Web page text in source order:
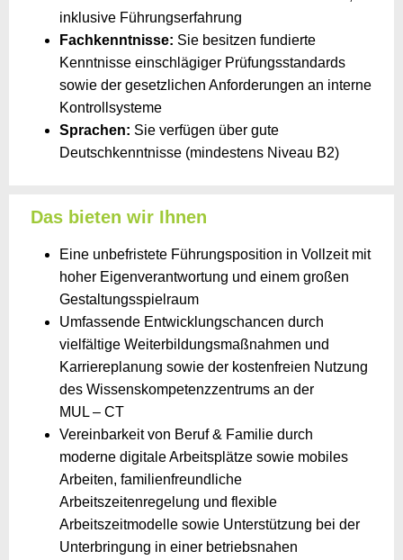
inklusive Führungserfahrung
Fachkenntnisse: Sie besitzen fundierte
Kenntnisse einschlägiger Prüfungsstandards
sowie der gesetzlichen Anforderungen an interne
Kontrollsysteme
Sprachen: Sie verfügen über gute
Deutschkenntnisse (mindestens Niveau B2)
Das bieten wir Ihnen
Eine unbefristete Führungsposition in Vollzeit mit
hoher Eigenverantwortung und einem großen
Gestaltungsspielraum
Umfassende Entwicklungschancen durch
vielfältige Weiterbildungsmaßnahmen und
Karriereplanung sowie der kostenfreien Nutzung
des Wissenskompetenzzentrums an der
MUL – CT
Vereinbarkeit von Beruf & Familie durch
moderne digitale Arbeitsplätze sowie mobiles
Arbeiten, familienfreundliche
Arbeitszeitenregelung und flexible
Arbeitszeitmodelle sowie Unterstützung bei der
Unterbringung in einer betriebsnahen